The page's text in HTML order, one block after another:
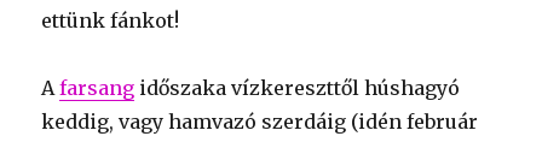
ettünk fánkot!
Afarsang időszaka vízkereszttől húshagyó
keddig, vagy hamvazó szerdáig (idén február